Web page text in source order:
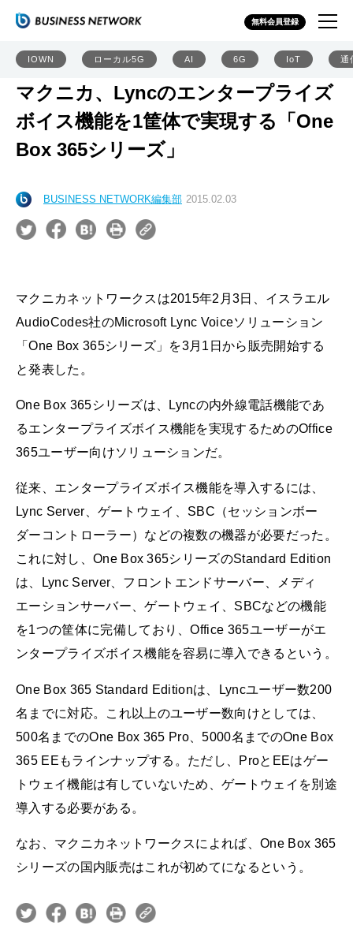
無料会員登録
IOWN ローカル5G AI 6G IoT 通
マクニカ、Lyncのエンタープライズ
ボイス機能を1筐体で実現する「One
Box 365シリーズ」
BUSINESS NETWORK編集部 2015.02.03
マクニカネットワークスは2015年2月3日、イスラエル
AudioCodes社のMicrosoft Lync Voiceソリューション
「One Box 365シリーズ」を3月1日から販売開始する
と発表した。
One Box 365シリーズは、Lyncの内外線電話機能であ
るエンタープライズボイス機能を実現するためのOffice
365ユーザー向けソリューションだ。
従来、エンタープライズボイス機能を導入するには、
Lync Server、ゲートウェイ、SBC（セッションボー
ダーコントローラー）などの複数の機器が必要だった。
これに対し、One Box 365シリーズのStandard Edition
は、Lync Server、フロントエンドサーバー、メディ
エーションサーバー、ゲートウェイ、SBCなどの機能
を1つの筐体に完備しており、Office 365ユーザーがエ
ンタープライズボイス機能を容易に導入できるという。
One Box 365 Standard Editionは、Lyncユーザー数200
名までに対応。これ以上のユーザー数向けとしては、
500名までのOne Box 365 Pro、5000名までのOne Box
365 EEもラインナップする。ただし、ProとEEはゲー
トウェイ機能は有していないため、ゲートウェイを別途
導入する必要がある。
なお、マクニカネットワークスによれば、One Box 365
シリーズの国内販売はこれが初めてになるという。